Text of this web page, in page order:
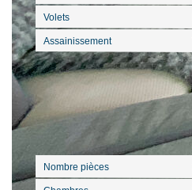
Volets
Assainissement
Intérieur
Nombre pièces